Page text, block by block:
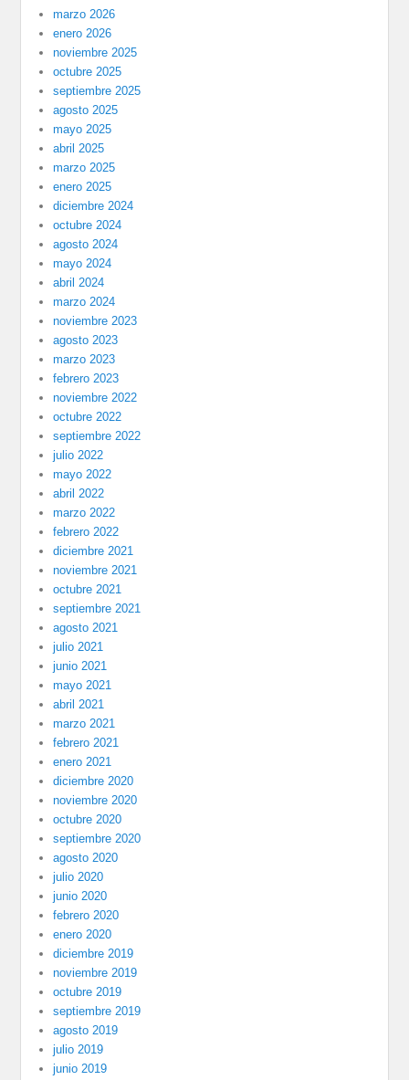
marzo 2026
enero 2026
noviembre 2025
octubre 2025
septiembre 2025
agosto 2025
mayo 2025
abril 2025
marzo 2025
enero 2025
diciembre 2024
octubre 2024
agosto 2024
mayo 2024
abril 2024
marzo 2024
noviembre 2023
agosto 2023
marzo 2023
febrero 2023
noviembre 2022
octubre 2022
septiembre 2022
julio 2022
mayo 2022
abril 2022
marzo 2022
febrero 2022
diciembre 2021
noviembre 2021
octubre 2021
septiembre 2021
agosto 2021
julio 2021
junio 2021
mayo 2021
abril 2021
marzo 2021
febrero 2021
enero 2021
diciembre 2020
noviembre 2020
octubre 2020
septiembre 2020
agosto 2020
julio 2020
junio 2020
febrero 2020
enero 2020
diciembre 2019
noviembre 2019
octubre 2019
septiembre 2019
agosto 2019
julio 2019
junio 2019